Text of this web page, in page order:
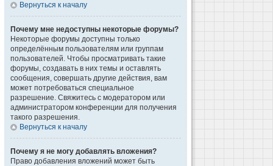
Вернуться к началу
Почему мне недоступны некоторые форумы?
Некоторые форумы доступны только
определённым пользователям или группам
пользователей. Чтобы просматривать такие
форумы, создавать в них темы и оставлять
сообщения, совершать другие действия, вам
может потребоваться специальное
разрешение. Свяжитесь с модератором или
администратором конференции для получения
такого разрешения.
Вернуться к началу
Почему я не могу добавлять вложения?
Право добавления вложений может быть